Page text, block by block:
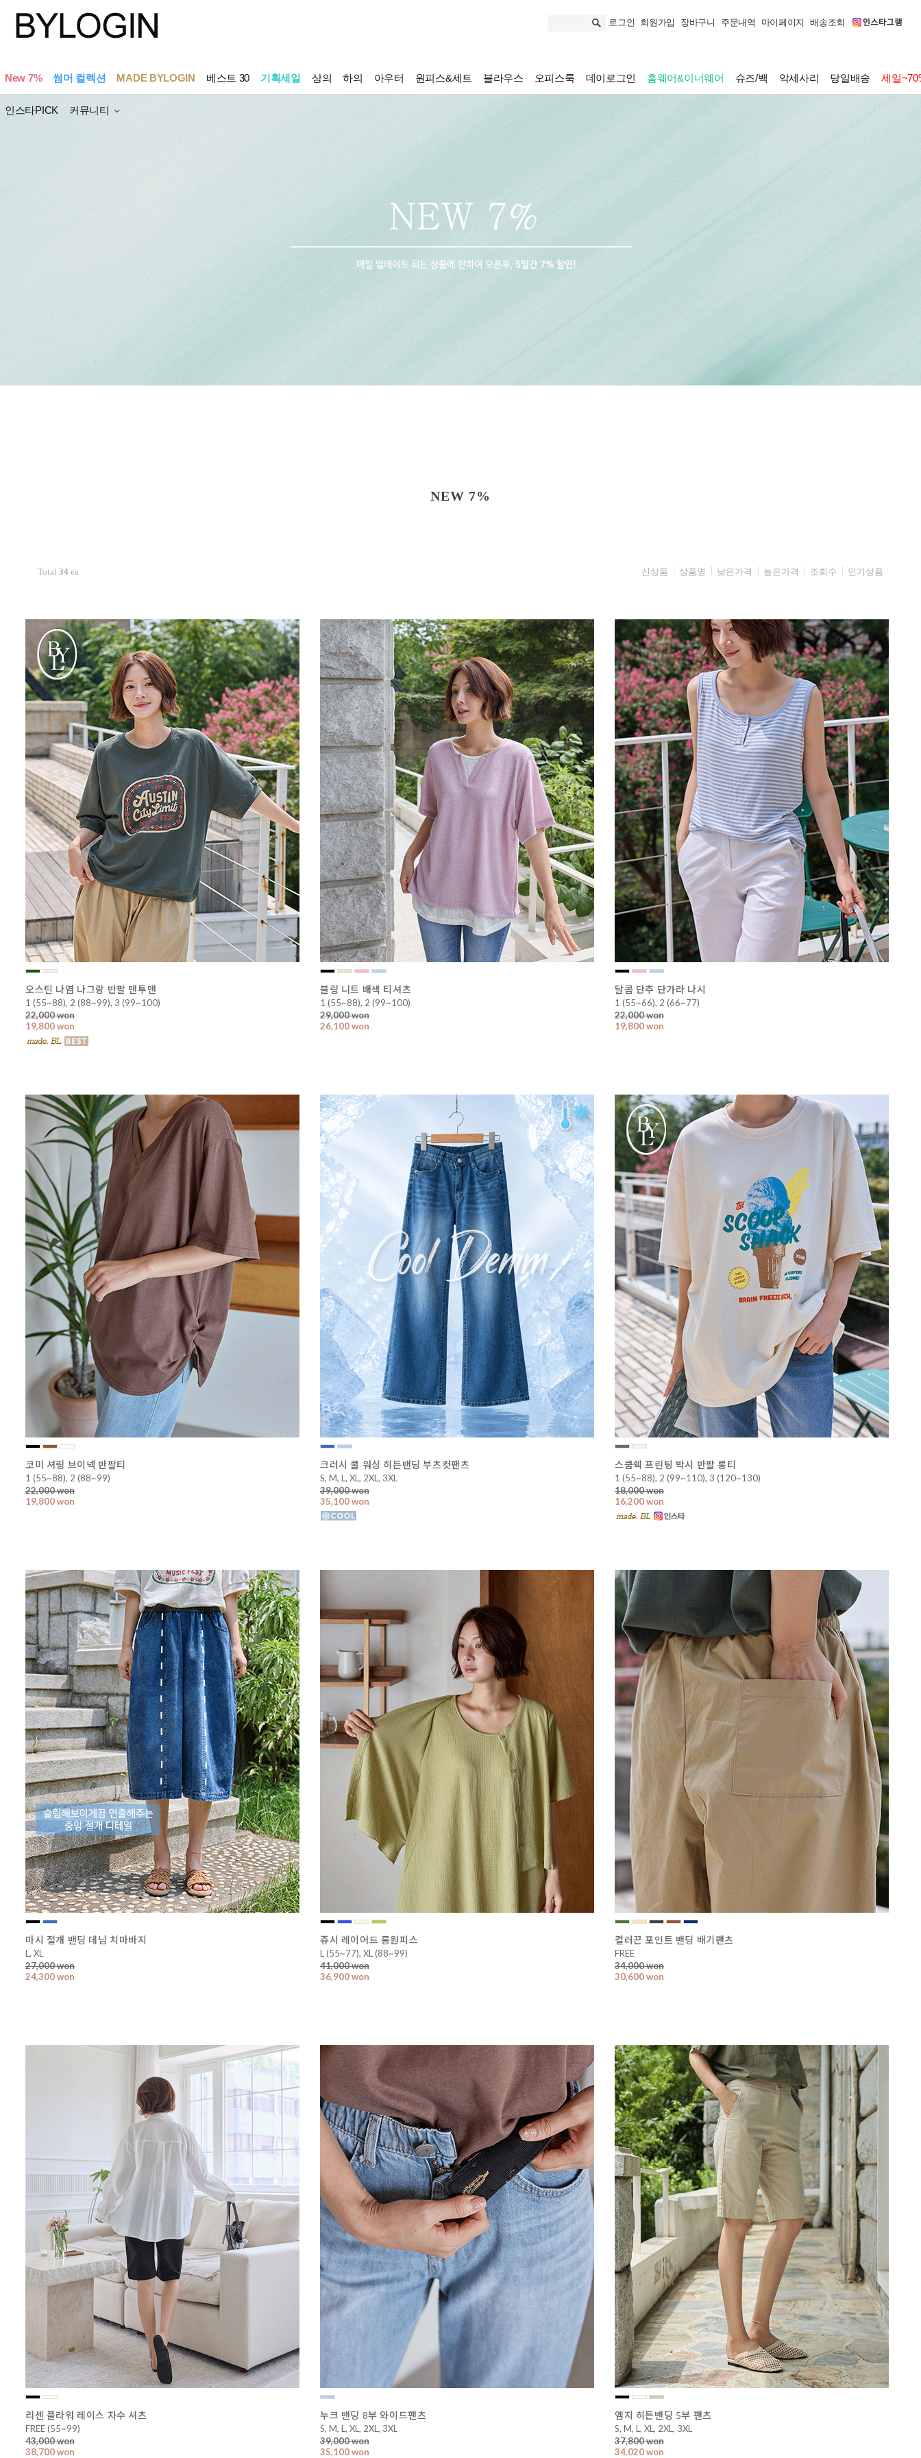
로그인 회원가입 장바구니 주문내역 마이페이지 배송조회
New 7% 썸머 컬렉션 MADE BYLOGIN 베스트 30 기획세일 상의 하의 아우터 원피스&세트 블라우스 오피스룩 데이로그인 홈웨어&이너웨어 슈즈/백 악세사리 당일배송 세일
인스타PICK 커뮤니티
NEW 7%
Total 34 ea 신상품 상품명 낮은가격 높은가격 조회수 인기상품
오스틴 나염 나그랑 반팔 맨투맨
1 (55~88), 2 (88~99), 3 (99~100)
22,000 won
19,800 won
블링 니트 배색 티셔츠
1 (55~88), 2 (99~100)
29,000 won
26,100 won
달콤 단추 단가라 나시
1 (55~66), 2 (66~77)
22,000 won
19,800 won
코미 셔링 브이넥 반팔티
1 (55~88), 2 (88~99)
22,000 won
19,800 won
크러시 쿨 워싱 히든밴딩 부츠컷팬츠
S, M, L, XL, 2XL, 3XL
39,000 won
35,100 won
스쿱쉑 프린팅 박시 반팔 롱티
1 (55~88), 2 (99~110), 3 (120~130)
18,000 won
16,200 won
마시 절개 밴딩 데님 치마바지
L, XL
27,000 won
24,300 won
쥬시 레이어드 롱원피스
L (55~77), XL (88~99)
41,000 won
36,900 won
컬러끈 포인트 밴딩 배기팬츠
FREE
34,000 won
30,600 won
리센 플라워 레이스 자수 셔츠
FREE (55~99)
43,000 won
38,700 won
누크 밴딩 8부 와이드팬츠
S, M, L, XL, 2XL, 3XL
39,000 won
35,100 won
엠지 히든밴딩 5부 팬츠
S, M, L, XL, 2XL, 3XL
37,800 won
34,020 won